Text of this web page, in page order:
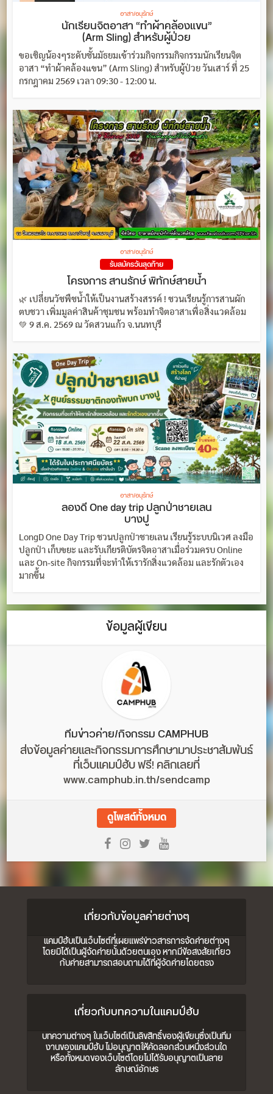
อาสา/อนุรักษ์
นักเรียนจิตอาสา “ทำผ้าคล้องแขน”
(Arm Sling) สำหรับผู้ป่วย
ขอเชิญน้องๆระดับชั้นมัธยมเข้าร่วมกิจกรรมกิจกรรมนักเรียนจิต
อาสา “ทำผ้าคล้องแขน” (Arm Sling) สำหรับผู้ป่วย วันเสาร์ ที่ 25
กรกฎาคม 2569 เวลา 09:30 - 12:00 น.
อาสา/อนุรักษ์
รับสมัครวันสุดท้าย
โครงการ สานรักษ์ พิทักษ์สายน้ำ
🌿 เปลี่ยนวัชพืชน้ำให้เป็นงานสร้างสรรค์ ! ชวนเรียนรู้การสานผัก
ตบชวา เพิ่มมูลค่าสินค้าชุมชน พร้อมทำจิตอาสาเพื่อสิ่งแวดล้อม
💚 9 ส.ค. 2569 ณ วัดสวนแก้ว จ.นนทบุรี
อาสา/อนุรักษ์
ลองดี One day trip ปลูกป่าชายเลน
บางปู
LongD One Day Trip ชวนปลูกป่าชายเลน เรียนรู้ระบบนิเวศ ลงมือ
ปลูกป่า เก็บขยะ และรับเกียรติบัตรจิตอาสาเมื่อร่วมครบ Online
และ On-site กิจกรรมที่จะทำให้เรารักสิ่งแวดล้อม และรักตัวเอง
มากขึ้น
ข้อมูลผู้เขียน
ทีมข่าวค่าย/กิจกรรม CAMPHUB
ส่งข้อมูลค่ายและกิจกรรมการศึกษามาประชาสัมพันธ์
ที่เว็บแคมป์ฮับ ฟรี! คลิกเลยที่
www.camphub.in.th/sendcamp
ดูโพสต์ทั้งหมด
เกี่ยวกับข้อมูลค่ายต่างๆ
แคมป์ฮับเป็นเว็บไซต์ที่เผยแพร่ข่าวสารการจัดค่ายต่างๆ
โดยมิได้เป็นผู้จัดค่ายนั้นด้วยตนเอง หากมีข้อสงสัยเกี่ยว
กับค่ายสามารถสอบถามได้ที่ผู้จัดค่ายโดยตรง
เกี่ยวกับบทความในแคมป์ฮับ
บทความต่างๆ ในเว็บไซต์เป็นลิขสิทธิ์ของผู้เขียนซึ่งเป็นทีม
งานของแคมป์ฮับ ไม่อนุญาตให้คัดลอกส่วนหนึ่งส่วนใด
หรือทั้งหมดของเว็บไซต์โดยไม่ได้รับอนุญาตเป็นลาย
ลักษณ์อักษร